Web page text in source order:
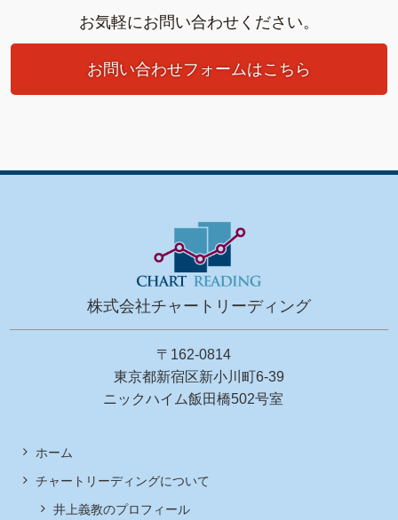
お気軽にお問い合わせください。
お問い合わせフォームはこちら
株式会社チャートリーディング
〒162-0814
東京都新宿区新小川町6-39
ニックハイム飯田橋502号室
ホーム
チャートリーディングについて
井上義教のプロフィール